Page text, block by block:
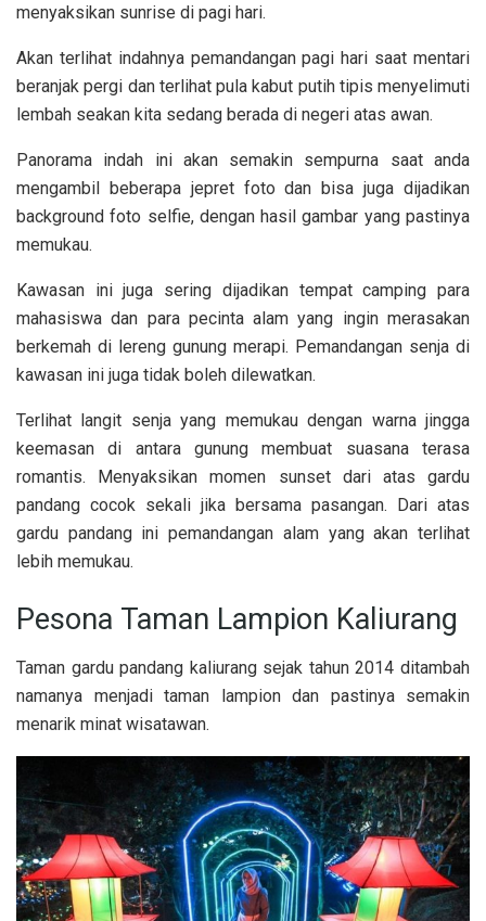
menyaksikan sunrise di pagi hari.
Akan terlihat indahnya pemandangan pagi hari saat mentari
beranjak pergi dan terlihat pula kabut putih tipis menyelimuti
lembah seakan kita sedang berada di negeri atas awan.
Panorama indah ini akan semakin sempurna saat anda
mengambil beberapa jepret foto dan bisa juga dijadikan
background foto selfie, dengan hasil gambar yang pastinya
memukau.
Kawasan ini juga sering dijadikan tempat camping para
mahasiswa dan para pecinta alam yang ingin merasakan
berkemah di lereng gunung merapi. Pemandangan senja di
kawasan ini juga tidak boleh dilewatkan.
Terlihat langit senja yang memukau dengan warna jingga
keemasan di antara gunung membuat suasana terasa
romantis. Menyaksikan momen sunset dari atas gardu
pandang cocok sekali jika bersama pasangan. Dari atas
gardu pandang ini pemandangan alam yang akan terlihat
lebih memukau.
Pesona Taman Lampion Kaliurang
Taman gardu pandang kaliurang sejak tahun 2014 ditambah
namanya menjadi taman lampion dan pastinya semakin
menarik minat wisatawan.